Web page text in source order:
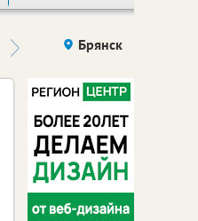
Происшествия Здоровье
Брянск